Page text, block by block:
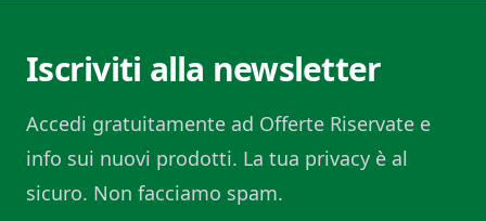
Iscriviti alla newsletter
Accedi gratuitamente ad Offerte Riservate e
info sui nuovi prodotti. La tua privacy è al
sicuro. Non facciamo spam.